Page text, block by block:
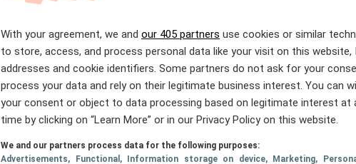
With your agreement, we and our 405 partners use cookies or similar
to store, access, and process personal data like your visit on this website,
addresses and cookie identifiers. Some partners do not ask for your
process your data and rely on their legitimate business interest. You can
your consent or object to data processing based on legitimate interest at
time by clicking on “Learn More” or in our Privacy Policy on this website.
We and our partners process data for the following purposes:
Advertisements, Functional , Information storage on device, Marketing,